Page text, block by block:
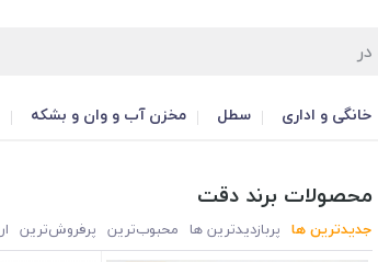
خانگی و اداری سطل مخزن آب و وان و بشکه
محصولات برند دقت
جدیدترین ها پربازدیدترین ها محبوب‌‌ترین پرفروش‌ترین